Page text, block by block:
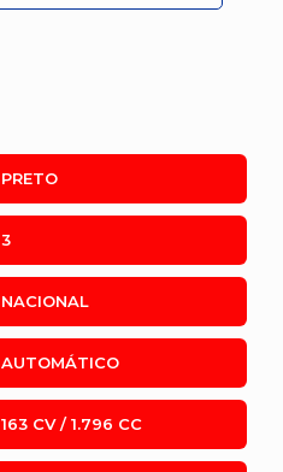
PRETO
3
NACIONAL
AUTOMÁTICO
163 CV / 1.796 CC